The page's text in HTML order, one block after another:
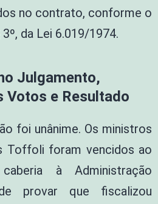
no contrato, conforme o
da Lei 6.019/1974.
Julgamento,
Votos e Resultado
foi unânime. Os ministros
Toffoli foram vencidos ao
à Administração
provar que fiscalizou